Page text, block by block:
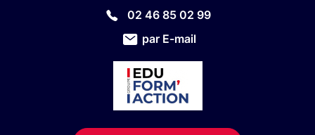
02 46 85 02 99
par E-mail